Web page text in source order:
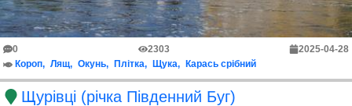
0 2303
2025-04-28
Короп
Лящ Окунь Плітка Щука Карась срібний
Щурівці (річка Південний Буг)